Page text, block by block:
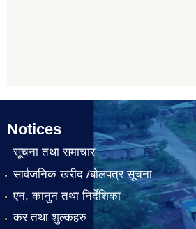
Notices
सूचना तथा समाचार
सार्वजनिक खरीद /बोलपत्र सूचना
एन, कानुन तथा निर्देशिका
कर तथा शुल्कहरु